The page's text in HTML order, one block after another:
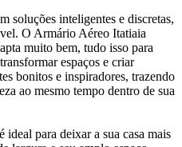
soluções inteligentes e discretas,
O Armário Aéreo Itatiaia
muito bem, tudo isso para
espaços e criar
bonitos e inspiradores, trazendo
ao mesmo tempo dentro de sua
para deixar a sua casa mais